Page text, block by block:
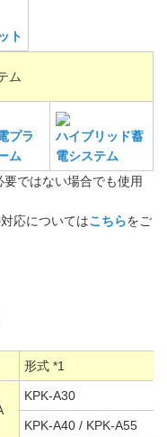
ト
ム
プラ
ム
ハイブリッド蓄
電システム
要ではない場合でも使用
応についてはこちらをご
形式 *1
KPK-A30
KPK-A40 / KPK-A55